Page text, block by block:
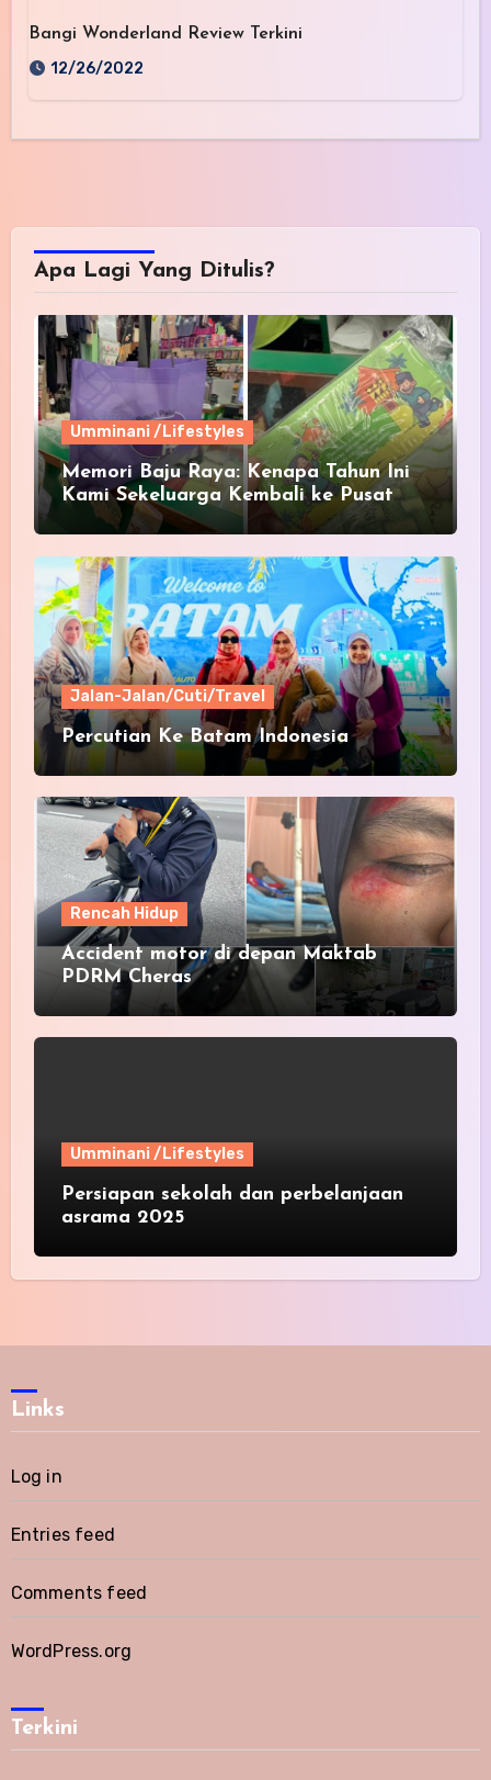
Bangi Wonderland Review Terkini
12/26/2022
Apa Lagi Yang Ditulis?
Umminani /Lifestyles
Memori Baju Raya: Kenapa Tahun Ini
Kami Sekeluarga Kembali ke Pusat
Pakaian Hari-Hari?
Jalan-Jalan/Cuti/Travel
Percutian Ke Batam Indonesia
Rencah Hidup
Accident motor di depan Maktab
PDRM Cheras
Umminani /Lifestyles
Persiapan sekolah dan perbelanjaan
asrama 2025
Links
Log in
Entries feed
Comments feed
WordPress.org
Terkini